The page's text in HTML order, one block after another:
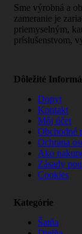
Sme výrobná a
zameranie je
priemyselným,
príslušenstvom,
Dôležité
Dopyt
Kontakt
Môj účet
Obchodné
Ochrana
Ako
Zásady
Cookies
Kategórie
Šatňa